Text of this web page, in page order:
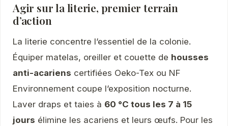
Agir sur la literie, premier terrain
d’action
La literie concentre l’essentiel de la colonie.
Équiper matelas, oreiller et couette de housses
anti-acariens certifiées Oeko-Tex ou NF
Environnement coupe l’exposition nocturne.
Laver draps et taies à 60 °C tous les 7 à 15
jours élimine les acariens et leurs œufs. Pour les